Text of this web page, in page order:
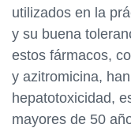
utilizados en la
y su buena
estos fármacos,
y azitromicina,
hepatotoxicidad,
mayores de 50